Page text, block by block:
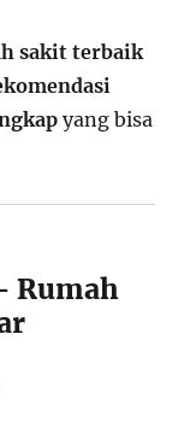
sakit terbaik
yang bisa
Rumah